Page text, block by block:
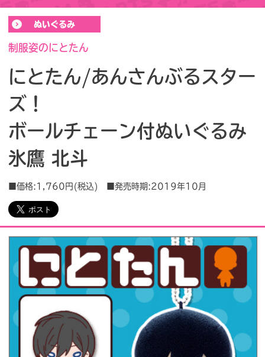
イベント&キャンペーン
EVENT&CAMPAIGN
お客様相談室
会社情報 採用情報
ビジネスのお客様
閉じる
ぬいぐるみ
制服姿のにとたん
にとたん/あんさんぶるスター
ズ！
ボールチェーン付ぬいぐるみ
氷鷹 北斗
■価格:1,760円(税込) ■発売時期:2019年10月